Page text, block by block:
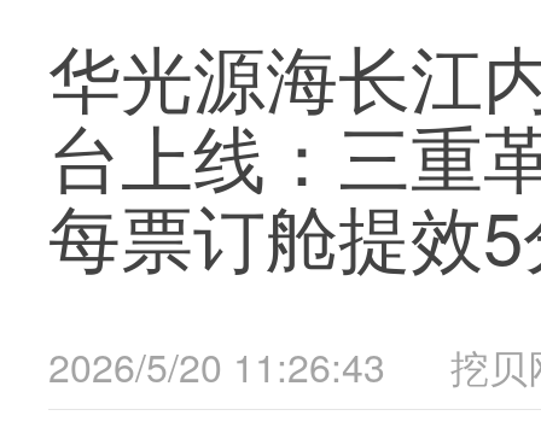
华光源海长江
台上线：三重
每票订舱提效
2026/5/20 11:26:43 挖贝